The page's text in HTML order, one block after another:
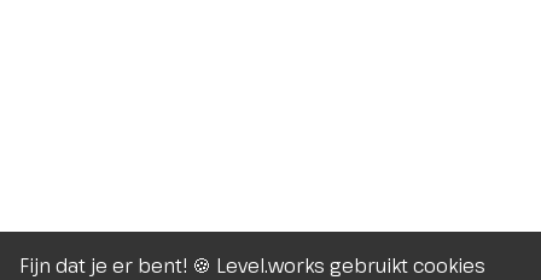
Fijn dat je er bent! 🍪 Level.works gebruikt cookies